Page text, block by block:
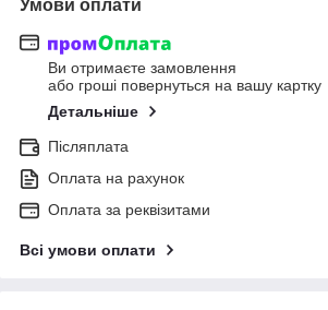
Умови оплати
Ви отримаєте замовлення
або гроші повернуться на вашу картку
Детальніше
Післяплата
Оплата на рахунок
Оплата за реквізитами
Всі умови оплати